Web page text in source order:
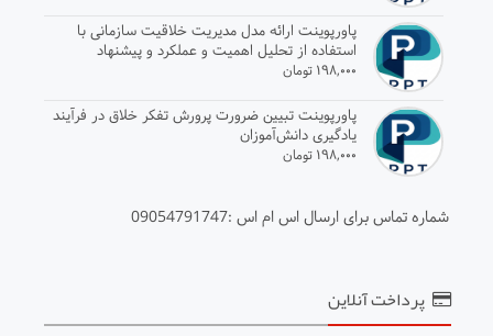
پاورپوینت ارائه مدل مدیریت خلاقیت سازمانی با
استفاده از تحلیل اهمیت و عملکرد و پیشنهاد
راهکارهای بهبود
۱۹۸,۰۰۰ تومان
پاورپوینت تبیین ضرورت پرورش تفکر خلاق در فرآیند
یادگیری دانش‌آموزان
۱۹۸,۰۰۰ تومان
شماره تماس برای ارسال اس ام اس :09054791747
پرداخت آنلاین